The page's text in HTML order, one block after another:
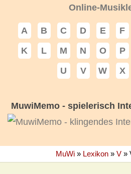
Online-
A B C D E F
K
L M N O P
U
V W X
MuwiMemo - spielerisch
MuWi» Lexikon» V»